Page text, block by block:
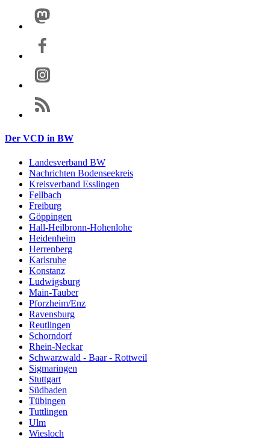
Der VCD in BW
Landesverband BW
Nachrichten Bodenseekreis
Kreisverband Esslingen
Fellbach
Freiburg
Göppingen
Hall-Heilbronn-Hohenlohe
Heidenheim
Herrenberg
Karlsruhe
Konstanz
Ludwigsburg
Main-Tauber
Pforzheim/Enz
Ravensburg
Reutlingen
Schorndorf
Rhein-Neckar
Schwarzwald - Baar - Rottweil
Sigmaringen
Stuttgart
Südbaden
Tübingen
Tuttlingen
Ulm
Wiesloch